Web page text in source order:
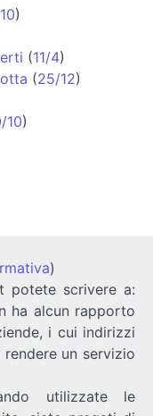
)
(11/4)
(25/12)
10)
)
potete scrivere a:
ha alcun rapporto
i cui indirizzi
un servizio
utilizzate le